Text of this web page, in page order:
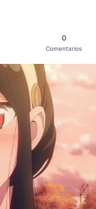
0
Comentarios